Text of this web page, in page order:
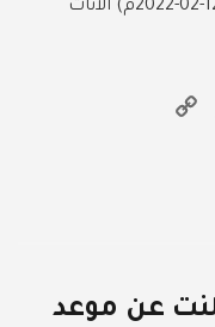
(02-01-2022م) الانتهاء: 10-07-1443هـ (12-02-2022م) الاناث
WhatsApp
عن موعد